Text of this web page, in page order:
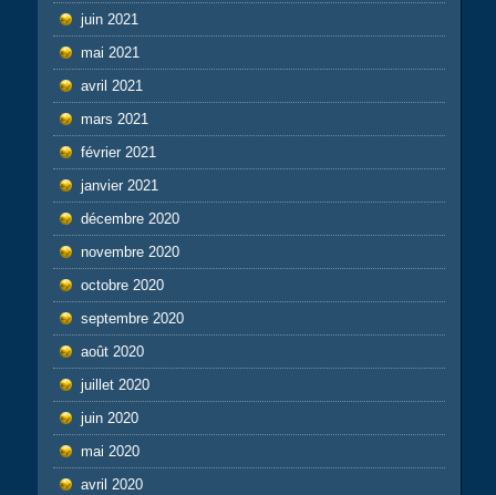
juin 2021
mai 2021
avril 2021
mars 2021
février 2021
janvier 2021
décembre 2020
novembre 2020
octobre 2020
septembre 2020
août 2020
juillet 2020
juin 2020
mai 2020
avril 2020